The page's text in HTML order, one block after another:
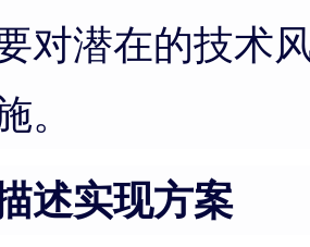
对潜在的技术
。
述实现方案